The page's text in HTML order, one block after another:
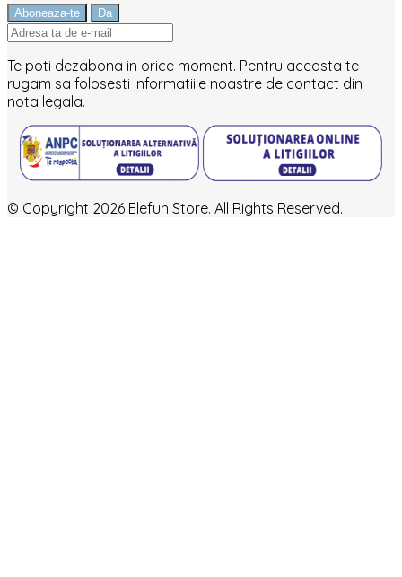
Te poti dezabona in orice moment. Pentru aceasta te
rugam sa folosesti informatiile noastre de contact din
nota legala.
© Copyright 2026 Elefun Store. All Rights Reserved.